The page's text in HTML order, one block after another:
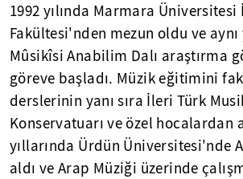
1992 yılında Marmara
Fakültesi'nden mezun oldu ve aynı
Mûsikîsi Anabilim Dalı araştırma
göreve başladı. Müzik eğitimini
derslerinin yanı sıra İleri Türk
Konservatuarı ve özel hocalardan
yıllarında Ürdün Üniversitesi'nde
aldı ve Arap Müziği üzerinde